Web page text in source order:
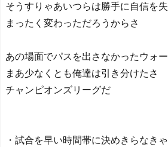
そうすりゃあいつらは勝手に自信を
まったく変わっただろうからさ
あの場面でパスを出さなかったウォ
まあ少なくとも俺達は引き分けたさ
チャンピオンズリーグだ
・試合を早い時間帯に決めきらなき